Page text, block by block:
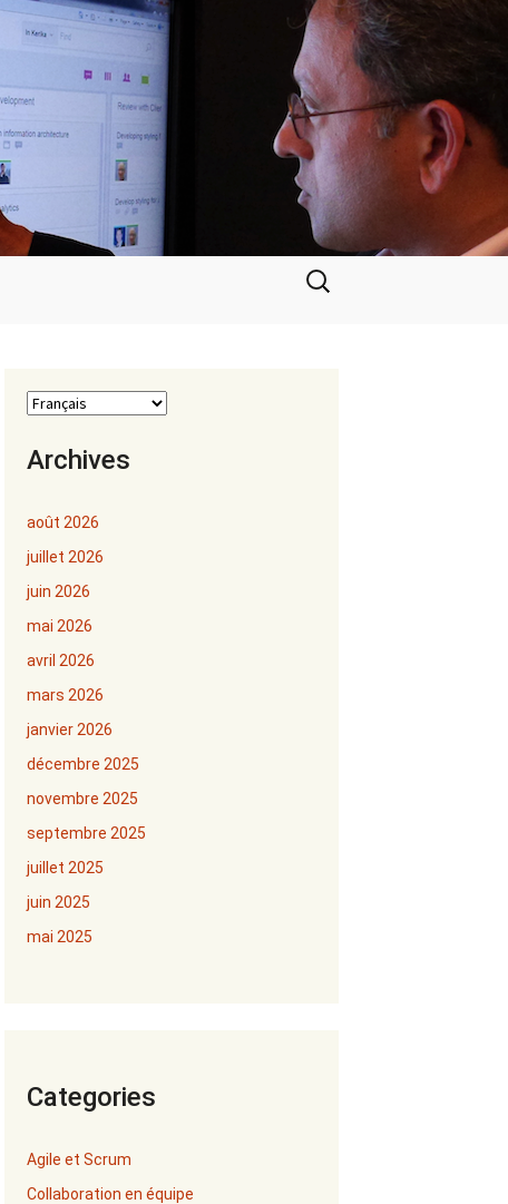
Rechercher :
Archives
août 2026
juillet 2026
juin 2026
mai 2026
avril 2026
mars 2026
janvier 2026
décembre 2025
novembre 2025
septembre 2025
juillet 2025
juin 2025
mai 2025
Categories
Agile et Scrum
Collaboration en équipe